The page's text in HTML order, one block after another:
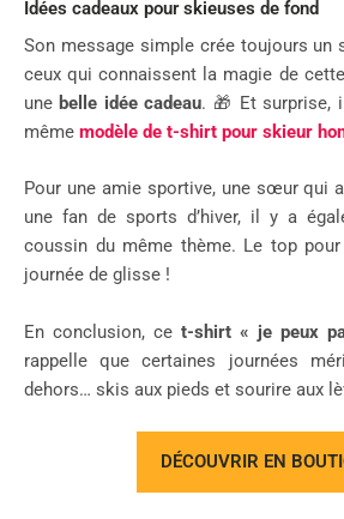
Idées cadeaux pour skieuses de fond
Son message simple crée toujours un
ceux qui connaissent la magie de
une belle idée cadeau. 🎁 Et surprise,
même modèle de t-shirt pour skieur
Pour une amie sportive, une sœur qui
une fan de sports d’hiver, il y a
coussin du même thème. Le top
journée de glisse !
En conclusion, ce t-shirt « je peux
rappelle que certaines journées
dehors… skis aux pieds et sourire aux
DÉCOUVRIR EN